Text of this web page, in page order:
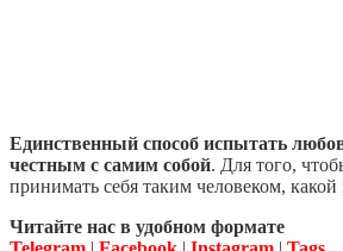
Единственный способ испытать
честным с самим собой. Для того,
принимать себя таким человеком, какой
Читайте нас в удобном формате